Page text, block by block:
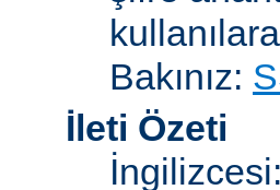
Bakınız:
İleti Özeti